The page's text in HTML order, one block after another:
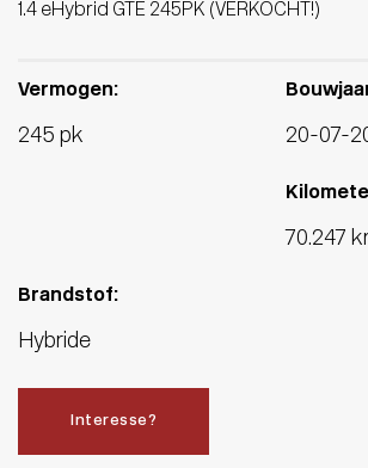
1.4 eHybrid GTE 245PK (VERKOCHT!)
Vermogen:
245 pk 20-07-
70.247
Brandstof:
Hybride
Interesse?